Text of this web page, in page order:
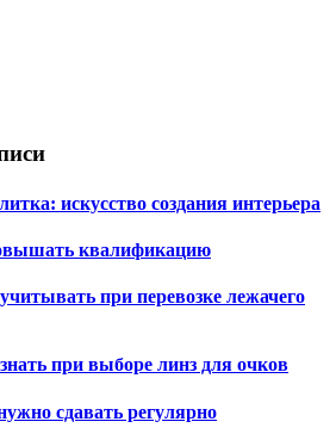
искусство создания интерьера
квалификацию
при перевозке лежачего
при выборе линз для очков
сдавать регулярно